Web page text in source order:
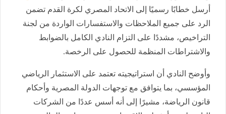
أرسل خطابًا رسميًا إلى الاتحاد المصري لكرة القدم تضمن
الرد على جميع الملاحظات والاستفسارات الواردة من لجنة
التراخيص، مشددًا على التزام النادي الكامل بالضوابط
والاشتراطات المنظمة للحصول على الرخصة.
وأوضح النادي أن استراتيجيته تعتمد على الاستثمار الرياضي
المؤسسي، بما يتوافق مع توجهات الدولة المصرية وأحكام
قانون الرياضة، مشيرًا إلى أنه أسس عددًا من الشركات